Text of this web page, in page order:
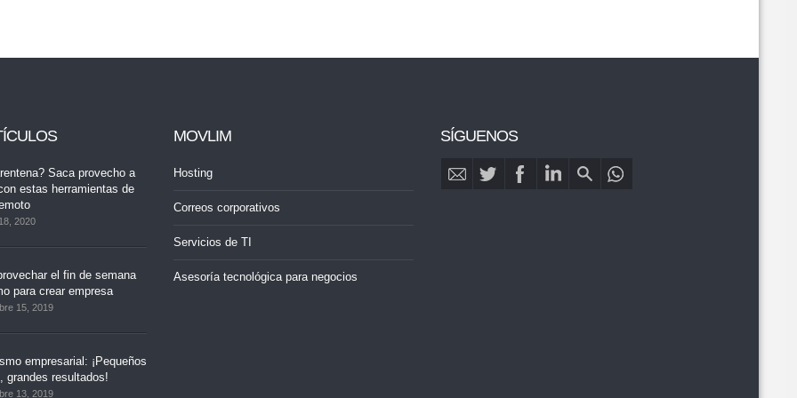
Saca provecho a
estas herramientas de
2020
el fin de semana
para crear empresa
15, 2019
empresarial: ¡Pequeños
grandes resultados!
13, 2019
MOVLIM
Hosting
Correos corporativos
Servicios de TI
Asesoría tecnológica para negocios
SÍGUENOS